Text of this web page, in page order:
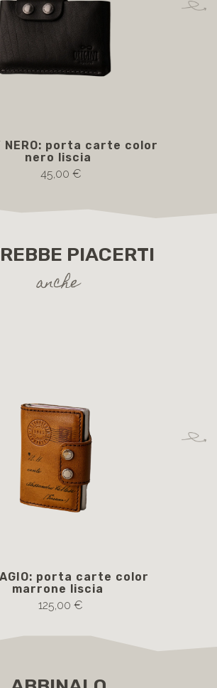
NERO: porta carte color
nero liscia
45,00 €
PIACERTI
anche
porta carte color
marrone liscia
125,00 €